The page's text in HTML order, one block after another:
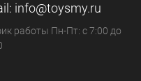
info@toysmy.ru
работы Пн-Пт: с 7:00 до